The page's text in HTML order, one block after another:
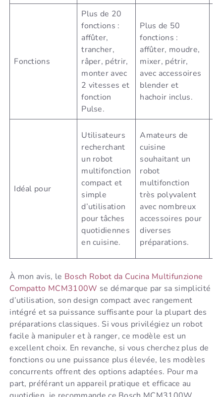
Fonctions
Plus de 20
fonctions :
affûter,
trancher,
râper, pétrir,
monter avec
2 vitesses et
fonction
Pulse.
Plus de 50
fonctions :
affûter, moudre,
mixer, pétrir,
avec accessoires
blender et
hachoir inclus.
Idéal pour
Utilisateurs
recherchant
un robot
multifonction
compact et
simple
d’utilisation
pour tâches
quotidiennes
en cuisine.
Amateurs de
cuisine
souhaitant un
robot
multifonction
très polyvalent
avec nombreux
accessoires pour
diverses
préparations.
À mon avis, le Bosch Robot da Cucina Multifunzione
Compatto MCM3100W se démarque par sa simplicité
d’utilisation, son design compact avec rangement
intégré et sa puissance suffisante pour la plupart des
préparations classiques. Si vous privilégiez un robot
facile à manipuler et à ranger, ce modèle est un
excellent choix. En revanche, si vous cherchez plus de
fonctions ou une puissance plus élevée, les modèles
concurrents offrent des options adaptées. Pour ma
part, préférant un appareil pratique et efficace au